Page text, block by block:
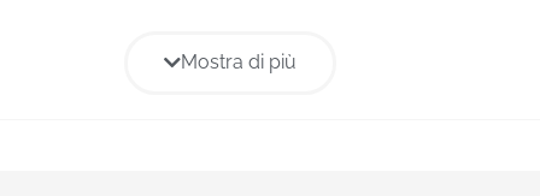
Nel 2012 ha dato vita a URLO GRAFICO,
Mostra di più